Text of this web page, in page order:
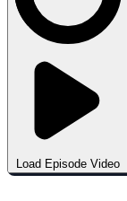
Load Episode Video